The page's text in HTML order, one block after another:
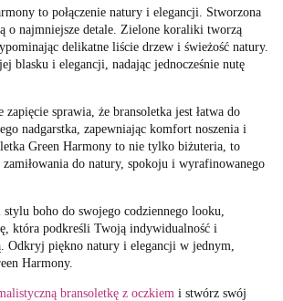
to połączenie natury i elegancji. Stworzona
o najmniejsze detale. Zielone koraliki tworzą
delikatne liście drzew i świeżość natury.
blasku i elegancji, nadając jednocześnie nutę
zapięcie sprawia, że bransoletka jest łatwa do
nadgarstka, zapewniając komfort noszenia i
Green Harmony to nie tylko biżuteria, to
do natury, spokoju i wyrafinowanego
boho do swojego codziennego looku,
która podkreśli Twoją indywidualność i
Odkryj piękno natury i elegancji w jednym,
Harmony.
bransoletkę z oczkiem i stwórz swój